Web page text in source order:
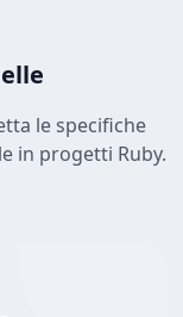
le specifiche
in progetti Ruby.